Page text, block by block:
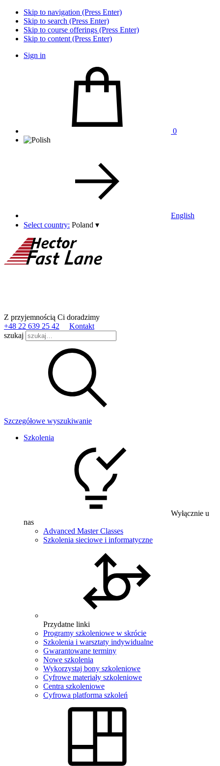
Skip to navigation (Press Enter)
Skip to search (Press Enter)
Skip to course offerings (Press Enter)
Skip to content (Press Enter)
Sign in
0
English
Select country: Poland ▾
Z przyjemnością Ci doradzimy
+48 22 639 25 42
Kontakt
szukaj
Szczegółowe wyszukiwanie
Szkolenia
Wyłącznie u
nas
Advanced Master Classes
Szkolenia sieciowe i informatyczne
Przydatne linki
Programy szkoleniowe w skrócie
Szkolenia i warsztaty indywidualne
Gwarantowane terminy
Nowe szkolenia
Wykorzystaj bony szkoleniowe
Cyfrowe materiały szkoleniowe
Centra szkoleniowe
Cyfrowa platforma szkoleń